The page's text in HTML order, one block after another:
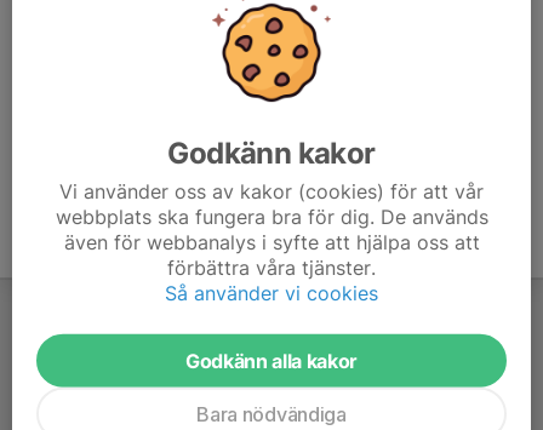
Godkänn kakor
Vi använder oss av kakor (cookies) för att vår
webbplats ska fungera bra för dig. De används
även för webbanalys i syfte att hjälpa oss att
förbättra våra tjänster.
Så använder vi cookies
Godkänn alla kakor
Bara nödvändiga